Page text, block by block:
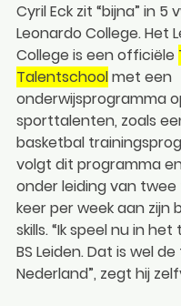
Cyril Eck zit “bijna” in 5
Leonardo College. Het
College is een officiële
Talentschool met een
onderwijsprogramma
sporttalenten, zoals
basketbal
volgt dit programma
onder leiding van twee
keer per week aan zijn
skills. “Ik speel nu in
BS Leiden. Dat is wel
Nederland”, zegt hij